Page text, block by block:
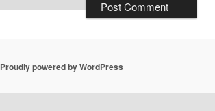
Proudly powered by WordPress